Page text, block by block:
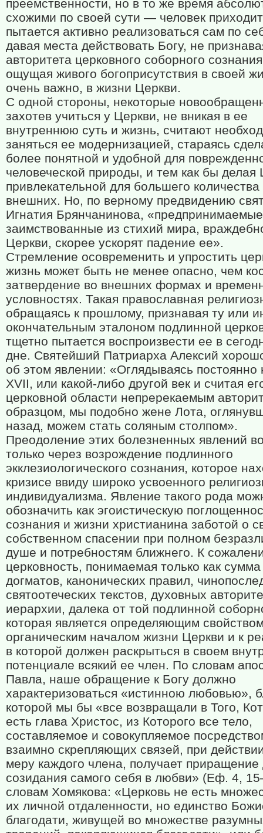
преемственности, но в то же время
схожими по своей сути — человек
пытается активно реализоваться сам по
давая места действовать Богу, не
авторитета церковного соборного
ощущая живого богоприсутствия в своей
очень важно, в жизни Церкви.
С одной стороны, некоторые
захотев учиться у Церкви, не вникая в ее
внутреннюю суть и жизнь, считают
заняться ее модернизацией, стараясь
более понятной и удобной для
человеческой природы, и тем как бы делая
привлекательной для большего
внешних. Но, по верному предвидению
Игнатия Брянчанинова,
заимствованные из стихий мира,
Церкви, скорее ускорят падение ее».
Стремление осовременить и упростить
жизнь может быть не менее опасно, чем
затвердение во внешних формах и
условностях. Такая православная
обращаясь к прошлому, признавая ту или
окончательным эталоном подлинной
тщетно пытается воспроизвести ее в
дне. Святейший Патриарха Алексий
об этом явлении: «Оглядываясь постоянно
XVII, или какой-либо другой век и считая
церковной области непререкаемым
образцом, мы подобно жене Лота,
назад, можем стать соляным столпом».
Преодоление этих болезненных явлений
только через возрождение подлинного
экклезиологического сознания, которое
кризисе ввиду широко усвоенного
индивидуализма. Явление такого рода
обозначить как эгоистическую
сознания и жизни христианина заботой о
собственном спасении при полном
душе и потребностям ближнего. К
церковность, понимаемая только как
догматов, канонических правил,
святоотеческих текстов, духовных
иерархии, далека от той подлинной
которая является определяющим
органическим началом жизни Церкви и к
в которой должен раскрыться в своем
потенциале всякий ее член. По словам
Павла, наше обращение к Богу должно
характеризоваться «истинною любовью»,
которой мы бы «все возвращали в Того,
есть глава Христос, из Которого все тело,
составляемое и совокупляемое
взаимно скрепляющих связей, при
меру каждого члена, получает приращение
созидания самого себя в любви» (Еф. 4,
словам Хомякова: «Церковь не есть
их личной отдаленности, но единство
благодати, живущей во множестве